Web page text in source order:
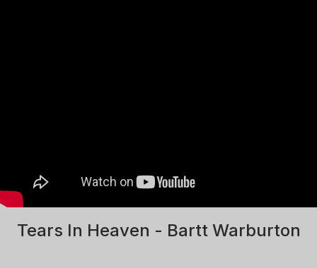
Tears In Heaven - Bartt Warburton